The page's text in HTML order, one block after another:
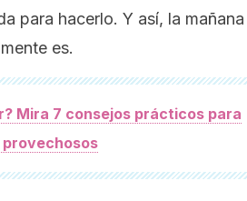
para hacerlo. Y así, la mañana
es.
Mira 7 consejos prácticos para
provechosos